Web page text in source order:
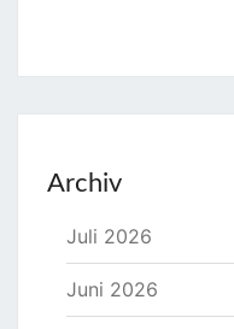
Archiv
Juli 2026
Juni 2026